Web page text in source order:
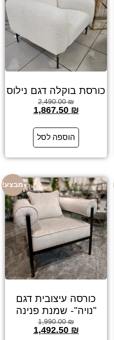
כורסת בוקלה דגם נילוס
2,490.00₪
1,867.50 ₪
הוספה לסל
מבצע!
כורסה עיצובית דגם
"נויה"- שמנת פנינה
1,990.00₪
1,492.50 ₪